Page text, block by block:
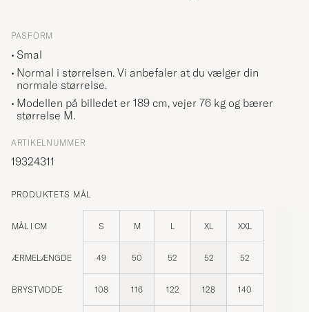
PASFORM
Smal
Normal i størrelsen. Vi anbefaler at du vælger din
normale størrelse.
Modellen på billedet er 189 cm, vejer 76 kg og bærer
størrelse M.
ARTIKELNUMMER
19324311
PRODUKTETS MÅL
MÅL I CM S M L XL XXL
ÆRMELÆNGDE 49 50 52 52 52
BRYSTVIDDE 108 116 122 128 140